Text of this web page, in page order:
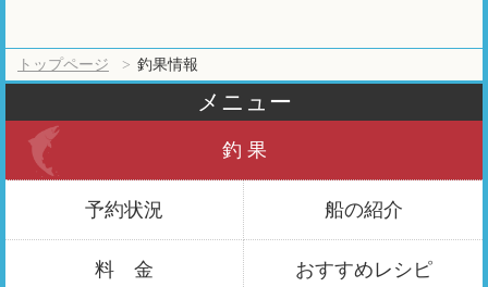
トップページ 釣果情報
メニュー
釣 果
予約状況 船の紹介
料 金 おすすめレシピ